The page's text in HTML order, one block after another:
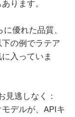
ります。
優れた品質、
の例でラテア
入っていま
見逃しなく：
デルが、APIキ